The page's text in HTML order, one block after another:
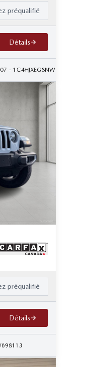
préqualifié
Détails
- 1C4HJXEG8NW199642
préqualifié
Détails